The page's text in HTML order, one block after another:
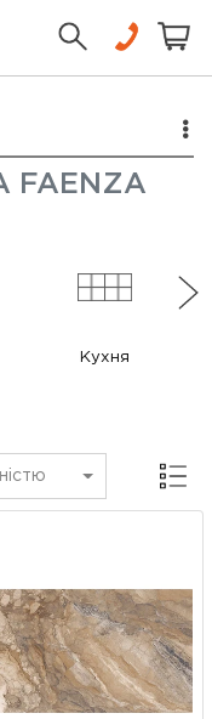
FAENZA
Кухня
Сітка